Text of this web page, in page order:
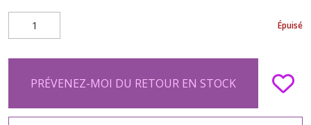
Épuisé
PRÉVENEZ-MOI DU RETOUR EN STOCK